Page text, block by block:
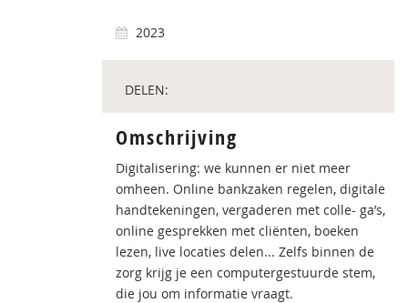
2023
DELEN:
Omschrijving
Digitalisering: we kunnen er niet meer
omheen. Online bankzaken regelen, digitale
handtekeningen, vergaderen met colle- ga’s,
online gesprekken met cliënten, boeken
lezen, live locaties delen... Zelfs binnen de
zorg krijg je een computergestuurde stem,
die jou om informatie vraagt.